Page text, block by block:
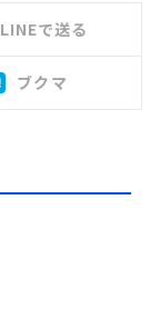
LINEで送る
ブクマ